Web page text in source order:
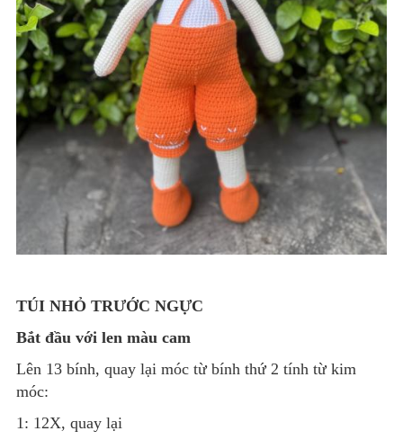
TÚI NHỎ TRƯỚC NGỰC
Bắt đầu với len màu cam
Lên 13 bính, quay lại móc từ bính thứ 2 tính từ kim
móc:
1: 12X, quay lại